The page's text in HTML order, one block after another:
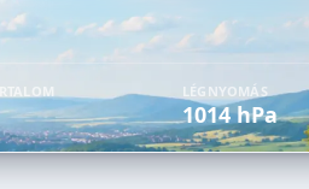
LÉGNYOMÁS
1014 hPa